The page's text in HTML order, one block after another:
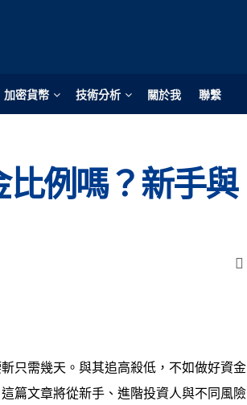
加密貨幣 技術分析 關於我 聯繫
例嗎？新手與
只需幾天。與其追高殺低，不如做好資金
這篇文章將從新手、進階投資人與不同風險